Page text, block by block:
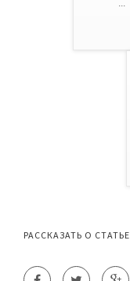
...
РАССКАЗАТЬ О СТАТЬЕ